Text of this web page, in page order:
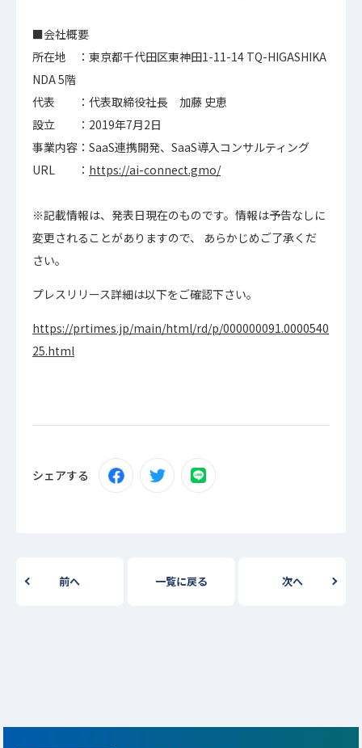
■会社概要
所在地 ：東京都千代田区東神田1-11-14 TQ-HIGASHIKA
NDA 5階
代表 ：代表取締役社長 加藤 史恵
設立 ：2019年7月2日
事業内容：SaaS連携開発、SaaS導入コンサルティング
URL ： https://ai-connect.gmo/
※記載情報は、発表日現在のものです。情報は予告なしに
変更されることがありますので、 あらかじめご了承くだ
さい。
プレスリリース詳細は以下をご確認下さい。
https://prtimes.jp/main/html/rd/p/000000091.0000540
25.html
シェアする
前へ 一覧に戻る 次へ